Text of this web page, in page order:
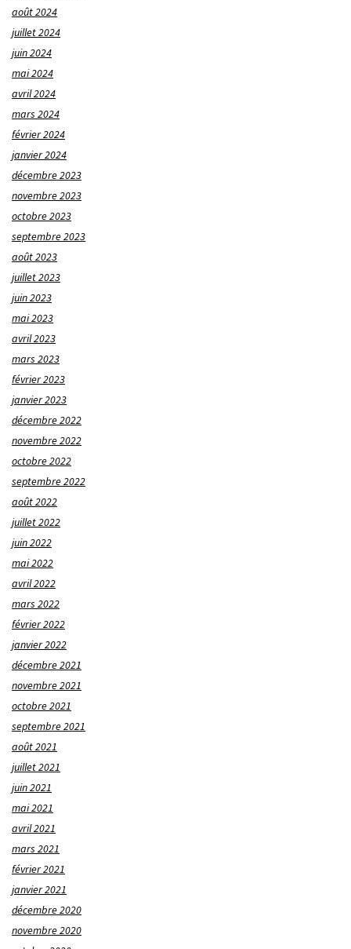
août 2024
juillet 2024
juin 2024
mai 2024
avril 2024
mars 2024
février 2024
janvier 2024
décembre 2023
novembre 2023
octobre 2023
septembre 2023
août 2023
juillet 2023
juin 2023
mai 2023
avril 2023
mars 2023
février 2023
janvier 2023
décembre 2022
novembre 2022
octobre 2022
septembre 2022
août 2022
juillet 2022
juin 2022
mai 2022
avril 2022
mars 2022
février 2022
janvier 2022
décembre 2021
novembre 2021
octobre 2021
septembre 2021
août 2021
juillet 2021
juin 2021
mai 2021
avril 2021
mars 2021
février 2021
janvier 2021
décembre 2020
novembre 2020